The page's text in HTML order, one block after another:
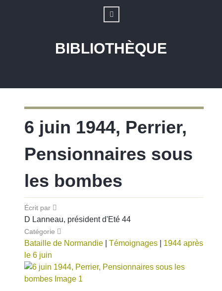
BIBLIOTHÈQUE
6 juin 1944, Perrier,
Pensionnaires sous
les bombes
Écrit par
D Lanneau, président d'Eté 44
Catégorie
Bataille de Normandie Témoignages
1944 après
le 6 juin